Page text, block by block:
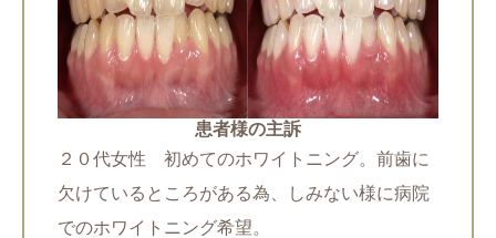
患者様の主訴
２０代女性 初めてのホワイトニング。前歯に
欠けているところがある為、しみない様に病院
でのホワイトニング希望。